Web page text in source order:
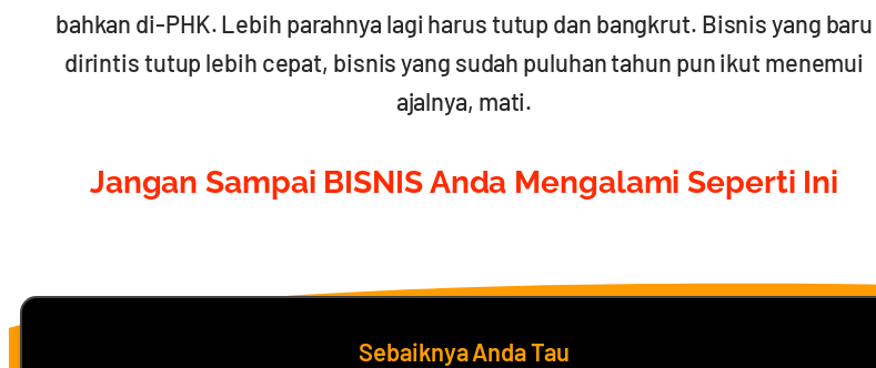
bahkan di-PHK. Lebih parahnya lagi harus tutup dan bangkrut. Bisnis yang baru
dirintis tutup lebih cepat, bisnis yang sudah puluhan tahun pun ikut menemui
ajalnya, mati.
Jangan Sampai BISNIS Anda Mengalami Seperti Ini
Sebaiknya Anda Tau